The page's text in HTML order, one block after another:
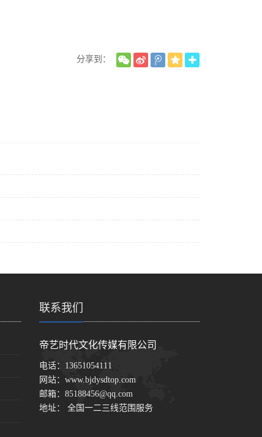
分享到：
联系我们
帝艺时代文化传媒有限公司
电话： 13651054111
网站： www.bjdysdtop.com
邮箱： 85188456@qq.com
地址： 全国一二三线范围服务